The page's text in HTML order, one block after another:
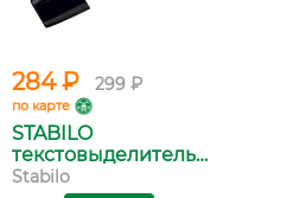
284 ₽ 299 ₽
по карте
STABILO
текстовыделитель
BOSS...
Stabilo